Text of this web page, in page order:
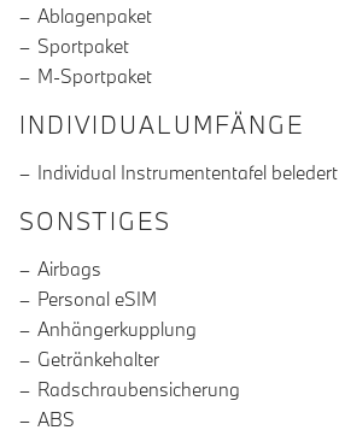
Ablagenpaket
Sportpaket
M-Sportpaket
INDIVIDUALUMFÄNGE
Individual Instrumententafel beledert
SONSTIGES
Airbags
Personal eSIM
Anhängerkupplung
Getränkehalter
Radschraubensicherung
ABS